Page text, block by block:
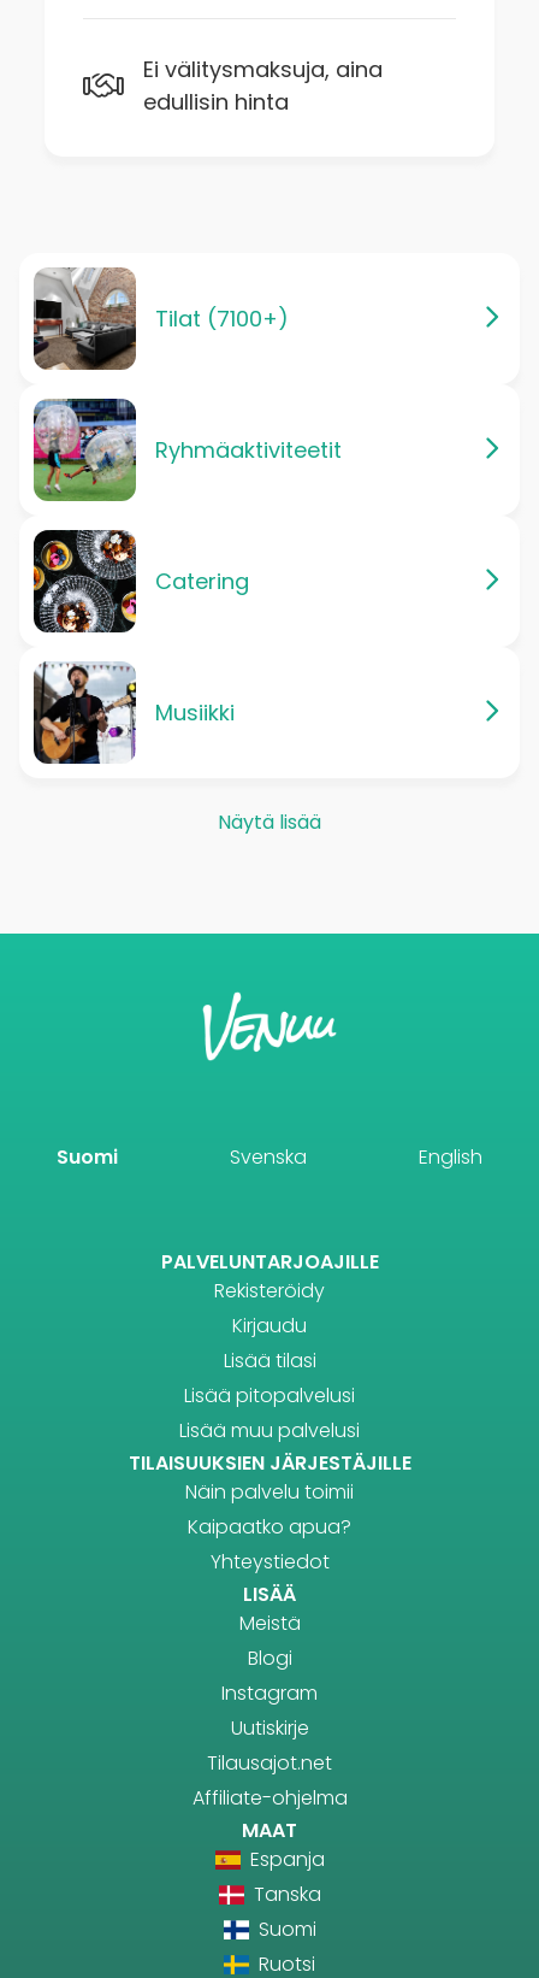
Ei välitysmaksuja, aina
edullisin hinta
Tilat (7100+)
Ryhmäaktiviteetit
Catering
Musiikki
Näytä lisää
Suomi Svenska English
PALVELUNTARJOAJILLE
Rekisteröidy
Kirjaudu
Lisää tilasi
Lisää pitopalvelusi
Lisää muu palvelusi
TILAISUUKSIEN JÄRJESTÄJILLE
Näin palvelu toimii
Kaipaatko apua?
Yhteystiedot
LISÄÄ
Meistä
Blogi
Instagram
Uutiskirje
Tilausajot.net
Affiliate-ohjelma
MAAT
Espanja
Tanska
Suomi
Ruotsi